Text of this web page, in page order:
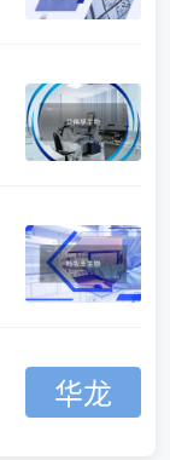
华龙